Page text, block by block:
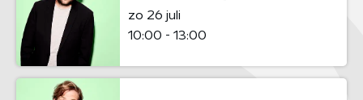
zo 26 juli
10:00 - 13:00